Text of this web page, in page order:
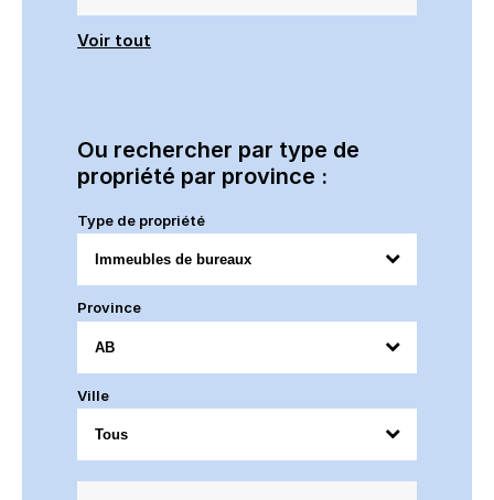
Voir tout
Ou rechercher par type de
propriété par province :
Type de propriété
Province
Ville